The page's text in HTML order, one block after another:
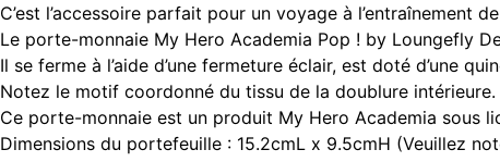
C’est l’accessoire parfait pour un voyage à
Le porte-monnaie My Hero Academia Pop ! by Loungefly
Il se ferme à l’aide d’une fermeture éclair, est doté d’une
Notez le motif coordonné du tissu de la doublure intérieure.
Ce porte-monnaie est un produit My Hero Academia sous
Dimensions du portefeuille : 15.2cmL x 9.5cmH (Veuillez